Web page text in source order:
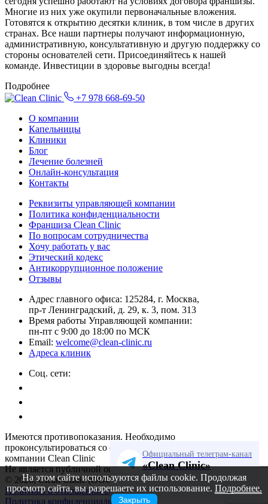
Многие из них уже окупили первоначальные вложения.
Готовятся к открытию десятки клиник, в том числе в других
странах. Все наши партнеры получают информационную,
административную, консультативную и другую поддержку со
стороны основателей сети. Присоединяйтесь к нашей
команде. Инвестиции в здоровье выгодны всегда!
Подробнее
+7 978 668-69-50
О компании
Капельницы
Клиники
Блог
Лечение болезней
Онлайн-консультация
Контакты
Реквизиты управляющей компании
Политика конфиденциальности
Франшиза Clean Clinic
По вопросам сотрудничества
Хочу работать у вас
Этический кодекс
Антикоррупционное положение
Отзывы
Адрес главного офиса: 125284, г. Москва,
пр-т Ленинградский, д. 29, к. 3, пом. 313
Время работы Управляющей компании:
пн-пт с 9:00 до 18:00 по МСК
Email: welcome@clean-clinic.ru
Адреса клиник
Соц. сети:
Имеются противопоказания. Необходимо
проконсультироваться со специалистом Управляющей
компании Clean Clinic
Не является публичной офертой.
© 2026, Clean Clinic (ООО «Клин Продактс»)
Политика в отношении обработки персональных данных
Политика конфиденциальности
Официальный телеграм-канал
«Clean Clinic»
На этом сайте используются файлы cookie. Продолжая
просмотр сайта, вы разрешаете их использование. Подробнее.
Закрыть